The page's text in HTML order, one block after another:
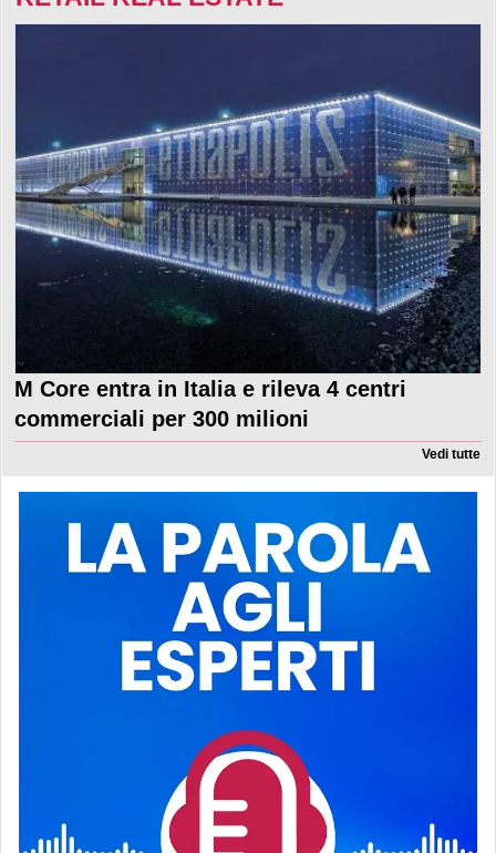
M Core entra in Italia e rileva 4 centri
commerciali per 300 milioni
Vedi tutte